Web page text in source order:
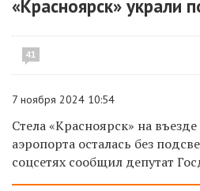
«Красноярск» украли
41
7 ноября 2024 10:54
Стела «Красноярск» на
аэропорта осталась без
соцсетях сообщил депутат